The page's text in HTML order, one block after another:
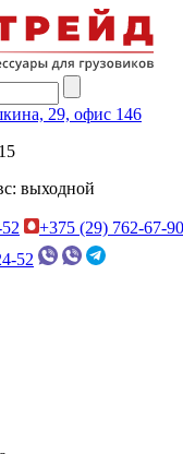
29, офис 146
выходной
+375 (29) 762-67-90
52